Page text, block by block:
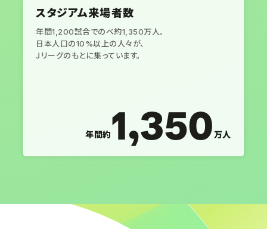
スタジアム来場者数
年間1,200試合でのべ約1,350万人。
日本人口の10%以上の人々が、
Ｊリーグのもとに集っています。
年間約1,350 万人